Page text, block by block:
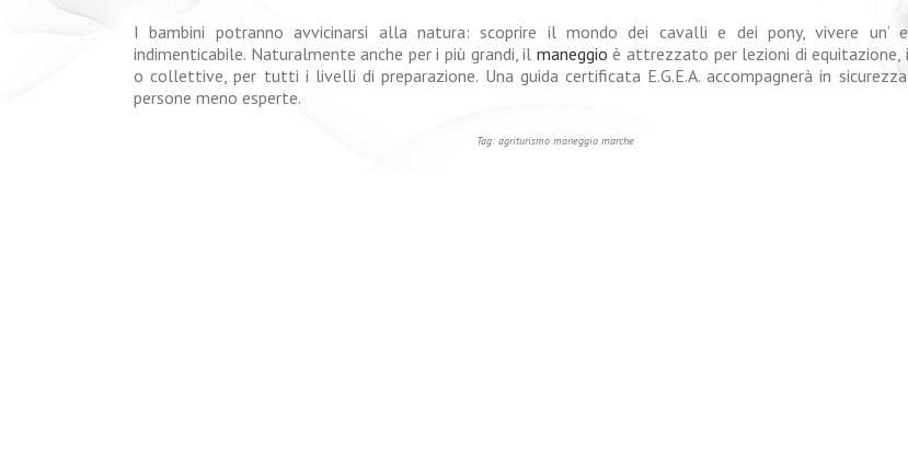
I bambini potranno avvicinarsi alla natura: scoprire il mondo dei cavalli e dei pony, vivere un’
indimenticabile. Naturalmente anche per i più grandi, il maneggio è attrezzato per lezioni di equitazione,
o collettive, per tutti i livelli di preparazione. Una guida certificata E.G.E.A. accompagnerà in
persone meno esperte.
Tag: agriturismo maneggio marche